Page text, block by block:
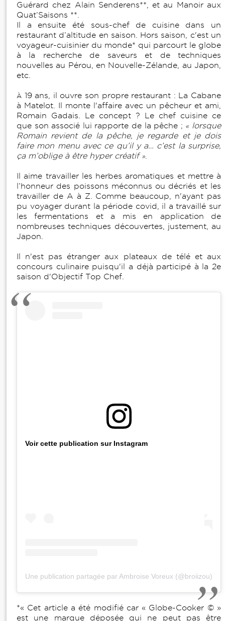
Guérard chez Alain Senderens**, et au Manoir aux
Quat’Saisons **.
Il a ensuite été sous-chef de cuisine dans un
restaurant d’altitude en saison. Hors saison, c'est un
voyageur-cuisinier du monde* qui parcourt le globe
à la recherche de saveurs et de techniques
nouvelles au Pérou, en Nouvelle-Zélande, au Japon,
etc.
À 19 ans, il ouvre son propre restaurant : La Cabane
à Matelot. Il monte l'affaire avec un pêcheur et ami,
Romain Gadais. Le concept ? Le chef cuisine ce
que son associé lui rapporte de la pêche ; «lorsque
Romain revient de la pêche, je regarde et je dois
faire mon menu avec ce qu’il y a… c’est la surprise,
ça m’oblige à être hyper créatif »
Il aime travailler les herbes aromatiques et mettre à
l’honneur des poissons méconnus ou décriés et les
travailler de A à Z. Comme beaucoup, n'ayant pas
pu voyager durant la période covid, il a travaillé sur
les fermentations et a mis en application de
nombreuses techniques découvertes, justement, au
Japon.
Il n'est pas étranger aux plateaux de télé et aux
concours culinaire puisqu'il a déjà participé à la 2e
saison d'Objectif Top Chef.
Voir cette publication sur Instagram
Une publication partagée par Ambroise Voreux (@broiizou)
*« Cet article a été modifié car « Globe-Cooker © »
est une marque déposée qui ne peut pas être